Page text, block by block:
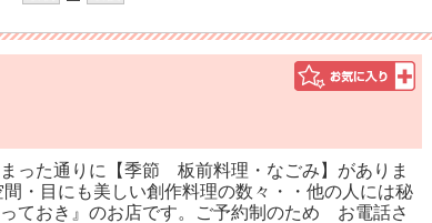
った通りに【季節 板前料理・なごみ】がありま
・目にも美しい創作料理の数々・・他の人には秘
ておき』のお店です。ご予約制のため お電話さ